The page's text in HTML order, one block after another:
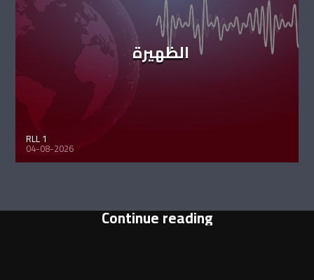
الظهيرة
RLL 1
04-08-2026
Continue reading